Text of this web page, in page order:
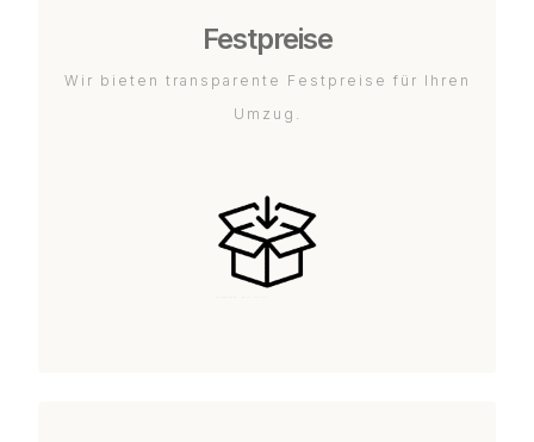
Festpreise
Wir bieten transparente Festpreise für Ihren
Umzug.